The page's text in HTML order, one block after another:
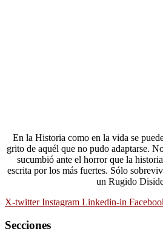
En la Historia como en la vida se
grito de aquél que no pudo adaptarse.
sucumbió ante el horror que la
escrita por los más fuertes. Sólo
un Rugido
X-twitter Instagram Linkedin-in
Secciones